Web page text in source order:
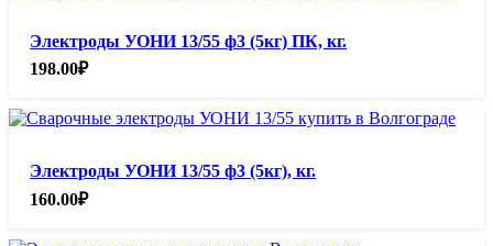
Электроды УОНИ 13/55 ф3 (5кг) ПК, кг.
198.00₽
Электроды УОНИ 13/55 ф3 (5кг), кг.
160.00₽